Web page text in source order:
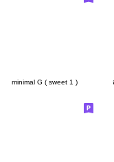
minimal G ( sweet 1 )